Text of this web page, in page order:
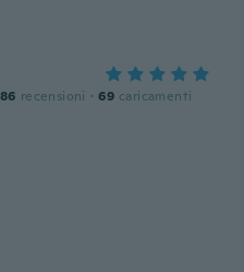
86 recensioni · 69 caricamenti